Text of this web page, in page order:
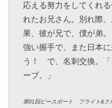
応える努力をしてくれ
れたお兄さん。別れ際
果、彼が兄で、僕が弟
強い握手で、また日本
う！ で、名刺交換。
ーブ。」
第91回ピースボート フライト&